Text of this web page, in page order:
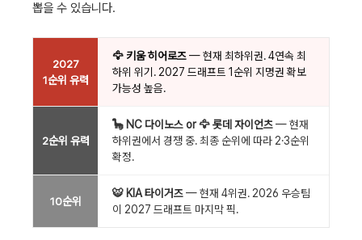
뽑을 수 있습니다.
2027
1순위 유력
🦅 키움 히어로즈— 현재 최하위권. 4연속 최
하위 위기. 2027 드래프트 1순위 지명권 확보
가능성 높음.
2순위 유력
🦕 NC 다이노스 or 🦅 롯데 자이언츠— 현재
하위권에서 경쟁 중. 최종 순위에 따라 2·3순위
확정.
10순위
🐯 KIA 타이거즈— 현재 4위권. 2026 우승팀
이 2027 드래프트 마지막 픽.